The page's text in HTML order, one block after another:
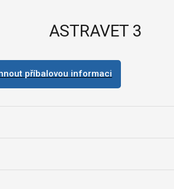
ASTRAVET 3
příbalovou informaci